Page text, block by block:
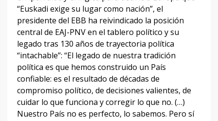
“Euskadi exige su lugar como nación”, el
presidente del EBB ha reivindicado la posición
central de EAJ-PNV en el tablero político y su
legado tras 130 años de trayectoria política
“intachable”: “El legado de nuestra tradición
política es que hemos construido un País
confiable: es el resultado de décadas de
compromiso político, de decisiones valientes, de
cuidar lo que funciona y corregir lo que no. (…)
Nuestro País no es perfecto, lo sabemos. Pero sí